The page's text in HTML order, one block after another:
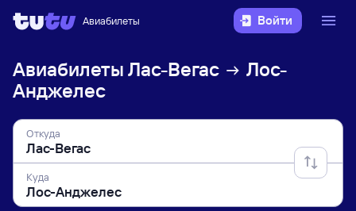
Авиабилеты Войти
Авиабилеты Лас-Вегас
Лос-
Анджелес
Откуда
Куда